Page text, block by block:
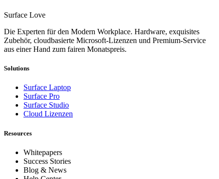
Surface Love
Die Experten für den Modern Workplace. Hardware, exquisites
Zubehör, cloudbasierte Microsoft-Lizenzen und Premium-Service
aus einer Hand zum fairen Monatspreis.
Solutions
Surface Laptop
Surface Pro
Surface Studio
Cloud Lizenzen
Resources
Whitepapers
Success Stories
Blog & News